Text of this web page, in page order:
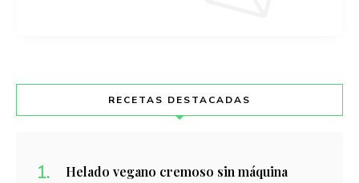
RECETAS DESTACADAS
Helado vegano cremoso sin máquina